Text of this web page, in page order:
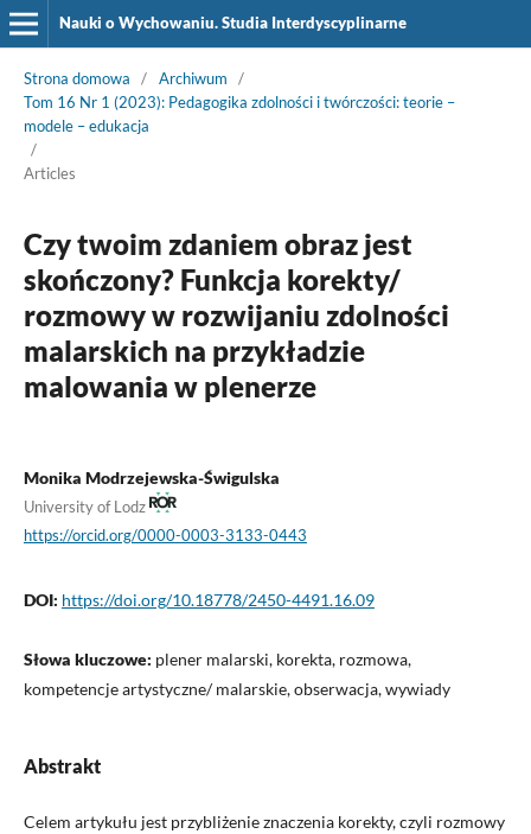
Nauki o Wychowaniu. Studia Interdyscyplinarne
Strona domowa / Archiwum
/
Tom 16 Nr 1 (2023): Pedagogika zdolności i twórczości: teorie –
modele – edukacja
/
Articles
Czy twoim zdaniem obraz jest
skończony? Funkcja korekty/
rozmowy w rozwijaniu zdolności
malarskich na przykładzie
malowania w plenerze
Monika Modrzejewska-Świgulska
University of Lodz
https://orcid.org/0000-0003-3133-0443
DOI: https://doi.org/10.18778/2450-4491.16.09
Słowa kluczowe: plener malarski, korekta, rozmowa,
kompetencje artystyczne/ malarskie, obserwacja, wywiady
Abstrakt
Celem artykułu jest przybliżenie znaczenia korekty, czyli rozmowy